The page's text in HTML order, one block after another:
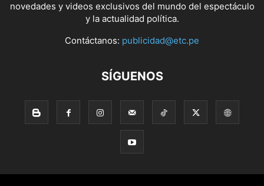
novedades y videos exclusivos del mundo del espectáculo
y la actualidad política.
Contáctanos: publicidad@etc.pe
SÍGUENOS